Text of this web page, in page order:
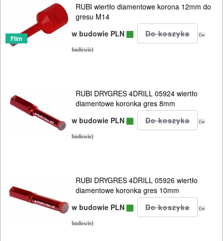
Koronki
glazurnicze
Akcesoria
poziomowania
BUDOWLANE
OBRÓBKA
DREWNA
Film
RUBI wiertło diamentowe korona 12mm do
gresu M14
w budowie PLN
(w
budowie)
RUBI DRYGRES 4DRILL 05924 wiertło
diamentowe koronka gres 8mm
w budowie PLN
(w
budowie)
RUBI DRYGRES 4DRILL 05926 wiertło
diamentowe koronka gres 10mm
w budowie PLN
(w
budowie)